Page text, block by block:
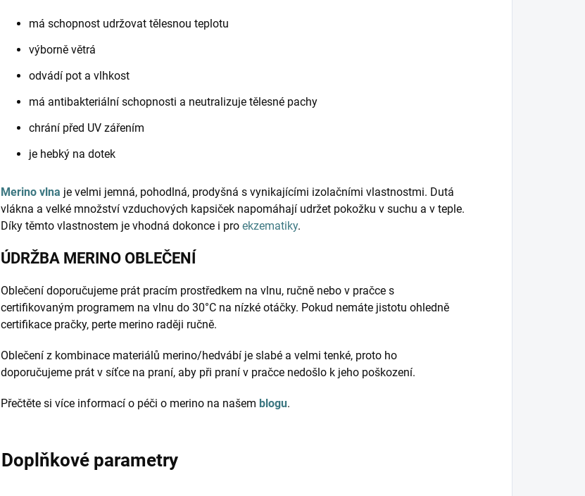
má schopnost udržovat tělesnou teplotu
výborně větrá
odvádí pot a vlhkost
má antibakteriální schopnosti a neutralizuje tělesné pachy
chrání před UV zářením
je hebký na dotek
Merino vlna je velmi jemná, pohodlná, prodyšná s vynikajícími izolačními vlastnostmi. Dutá
vlákna a velké množství vzduchových kapsiček napomáhají udržet pokožku v suchu a v teple.
Díky těmto vlastnostem je vhodná dokonce i pro ekzematiky.
ÚDRŽBA MERINO OBLEČENÍ
Oblečení doporučujeme prát pracím prostředkem na vlnu, ručně nebo v pračce s
certifikovaným programem na vlnu do 30°C na nízké otáčky. Pokud nemáte jistotu ohledně
certifikace pračky, perte merino raději ručně.
Oblečení z kombinace materiálů merino/hedvábí je slabé a velmi tenké, proto ho
doporučujeme prát v síťce na praní, aby při praní v pračce nedošlo k jeho poškození.
Přečtěte si více informací o péči o merino na našem blogu.
Doplňkové parametry